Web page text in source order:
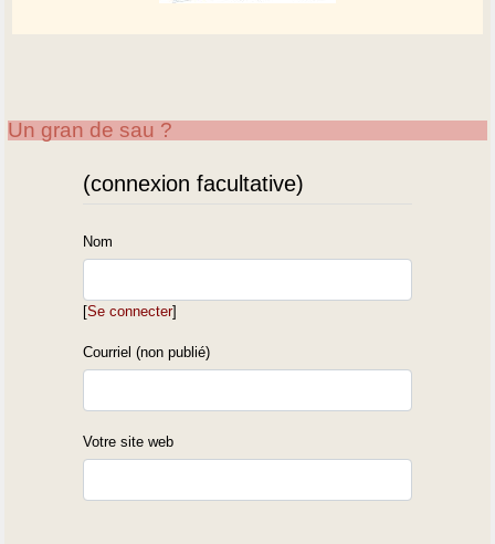
Un gran de sau ?
(connexion facultative)
Nom
[Se connecter]
Courriel (non publié)
Votre site web